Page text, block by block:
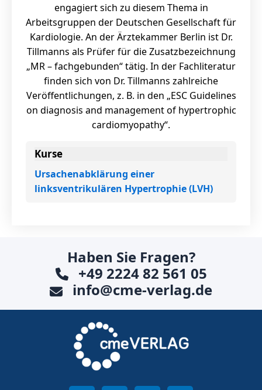
engagiert sich zu diesem Thema in
Arbeitsgruppen der Deutschen Gesellschaft für
Kardiologie. An der Ärztekammer Berlin ist Dr.
Tillmanns als Prüfer für die Zusatzbezeichnung
„MR – fachgebunden“ tätig. In der Fachliteratur
finden sich von Dr. Tillmanns zahlreiche
Veröffentlichungen, z. B. in den „ESC Guidelines
on diagnosis and management of hypertrophic
cardiomyopathy“.
Kurse
Ursachenabklärung einer
linksventrikulären Hypertrophie (LVH)
Haben Sie Fragen?
+49 2224 82 561 05
info@cme-verlag.de